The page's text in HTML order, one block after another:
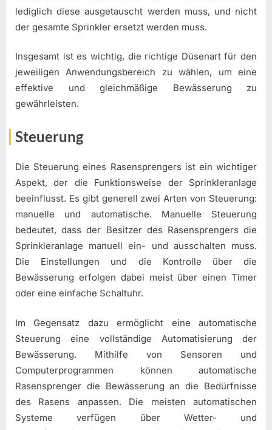
lediglich diese ausgetauscht werden muss, und nicht
der gesamte Sprinkler ersetzt werden muss.
Insgesamt ist es wichtig, die richtige Düsenart für den
jeweiligen Anwendungsbereich zu wählen, um eine
effektive und gleichmäßige Bewässerung zu
gewährleisten.
Steuerung
Die Steuerung eines Rasensprengers ist ein wichtiger
Aspekt, der die Funktionsweise der Sprinkleranlage
beeinflusst. Es gibt generell zwei Arten von Steuerung:
manuelle und automatische. Manuelle Steuerung
bedeutet, dass der Besitzer des Rasensprengers die
Sprinkleranlage manuell ein- und ausschalten muss.
Die Einstellungen und die Kontrolle über die
Bewässerung erfolgen dabei meist über einen Timer
oder eine einfache Schaltuhr.
Im Gegensatz dazu ermöglicht eine automatische
Steuerung eine vollständige Automatisierung der
Bewässerung. Mithilfe von Sensoren und
Computerprogrammen können automatische
Rasensprenger die Bewässerung an die Bedürfnisse
des Rasens anpassen. Die meisten automatischen
Systeme verfügen über Wetter- und